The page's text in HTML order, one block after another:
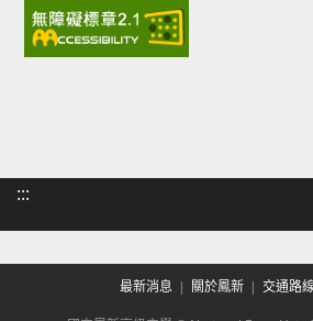
:::
最新消息 關於鳳新 交通路